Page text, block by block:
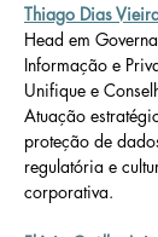
Thiago Dias
Head em
Informação e
Unifique e
Atuação
proteção de
regulatória e
corporativa.